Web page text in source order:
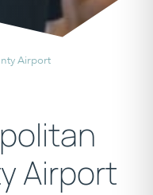
Airport
Airport